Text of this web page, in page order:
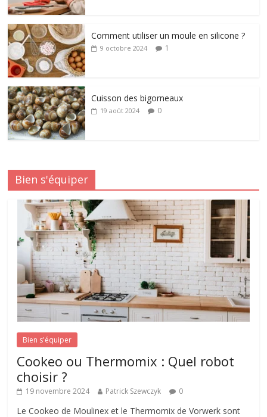
Comment utiliser un moule en silicone ?
9 octobre 2024 1
Cuisson des bigorneaux
19 août 2024 0
Bien s'équiper
Bien s'équiper
Cookeo ou Thermomix : Quel robot
choisir ?
19 novembre 2024 Patrick Szewczyk 0
Le Cookeo de Moulinex et le Thermomix de Vorwerk sont